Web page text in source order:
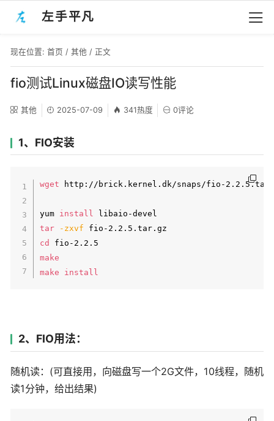
左手平凡
现在位置: 首页 / 其他 / 正文
fio测试Linux磁盘IO读写性能
其他 2025-07-09 341热度 0评论
1、FIO安装
wget http://brick.kernel.dk/snaps/fio-
yum install
tar
-zxvf
cd
make
make
install
2、FIO用法：
随机读：(可直接用，向磁盘写一个2G文件，10线程，随机
读1分钟，给出结果)